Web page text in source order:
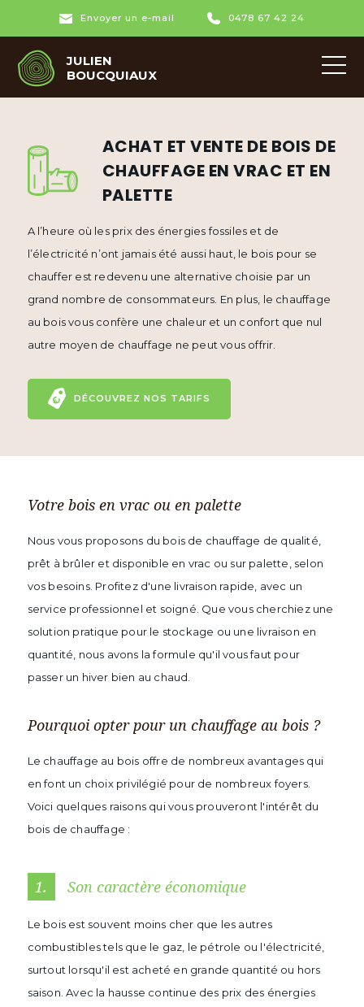
JULIEN
BOUCQUIAUX
Envoyer un e-mail 0478 67 42 24
ACHAT ET VENTE DE BOIS DE
CHAUFFAGE EN VRAC ET EN
PALETTE
A l’heure où les prix des énergies fossiles et de
l’électricité n’ont jamais été aussi haut, le bois pour se
chauffer est redevenu une alternative choisie par un
grand nombre de consommateurs. En plus, le chauffage
au bois vous confère une chaleur et un confort que nul
autre moyen de chauffage ne peut vous offrir.
DÉCOUVREZ NOS TARIFS
Votre bois en vrac ou en palette
Nous vous proposons du bois de chauffage de qualité,
prêt à brûler et disponible en vrac ou sur palette, selon
vos besoins. Profitez d'une livraison rapide, avec un
service professionnel et soigné. Que vous cherchiez une
solution pratique pour le stockage ou une livraison en
quantité, nous avons la formule qu'il vous faut pour
passer un hiver bien au chaud.
Pourquoi opter pour un chauffage au bois ?
Le chauffage au bois offre de nombreux avantages qui
en font un choix privilégié pour de nombreux foyers.
Voici quelques raisons qui vous prouveront l'intérêt du
bois de chauffage :
1. Son caractère économique
Le bois est souvent moins cher que les autres
combustibles tels que le gaz, le pétrole ou l'électricité,
surtout lorsqu'il est acheté en grande quantité ou hors
saison. Avec la hausse continue des prix des énergies